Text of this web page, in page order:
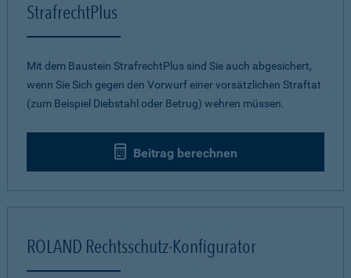
StrafrechtPlus
Mit dem Baustein StrafrechtPlus sind Sie auch abgesichert,
wenn Sie Sich gegen den Vorwurf einer vorsätzlichen Straftat
(zum Beispiel Diebstahl oder Betrug) wehren müssen.
Beitrag berechnen
ROLAND Rechtsschutz-Konfigurator